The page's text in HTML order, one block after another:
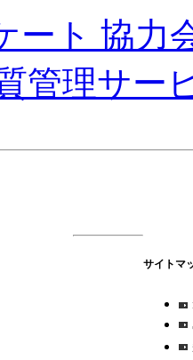
ート 協力
管理サー
サイトマ